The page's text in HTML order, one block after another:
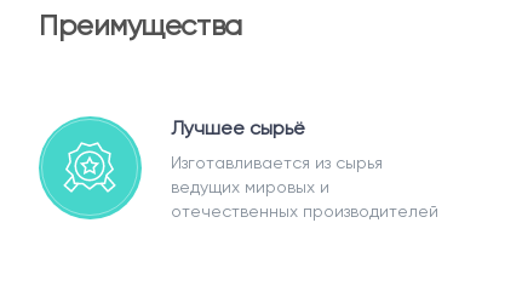
Преимущества
Лучшее сырьё
Изготавливается из сырья
ведущих мировых и
отечественных производителей